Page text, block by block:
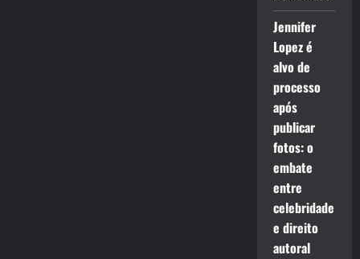
Jennifer
Lopez é
alvo de
processo
após
publicar
fotos: o
embate
entre
celebridade
e direito
autoral